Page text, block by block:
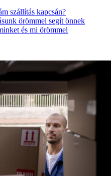
szállítás kapcsán?
örömmel segít önnek
és mi örömmel